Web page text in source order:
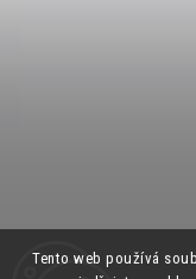
Tento web používá